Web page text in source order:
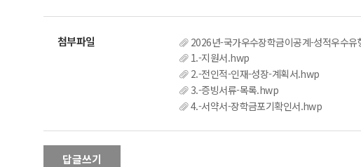
2026년-국가우수장학금이공계-성적우수
1.-지원서.hwp
2.-전인적-인재-성장-계획서.hwp
3.-증빙서류-목록.hwp
4.-서약서-장학금포기확인서.hwp
답글쓰기